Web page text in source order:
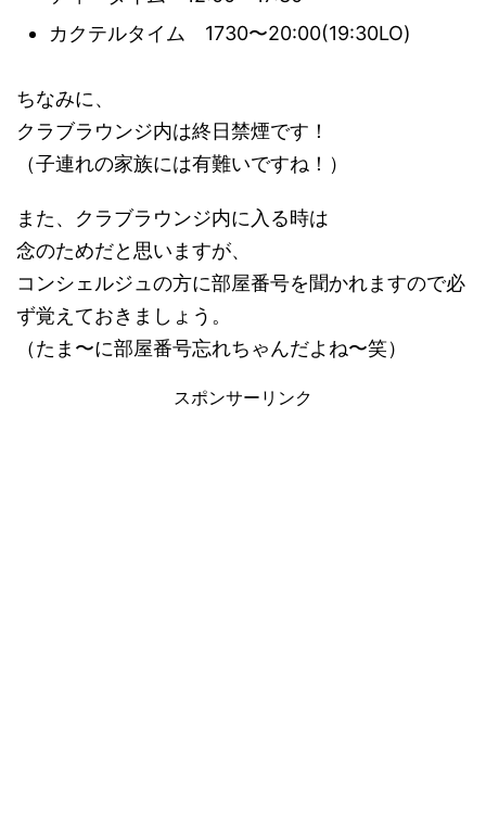
カクテルタイム 1730〜20:00(19:30LO)
ちなみに、
クラブラウンジ内は終日禁煙です！
（子連れの家族には有難いですね！）
また、クラブラウンジ内に入る時は
念のためだと思いますが、
コンシェルジュの方に部屋番号を聞かれますので必
ず覚えておきましょう。
（たま〜に部屋番号忘れちゃんだよね〜笑）
スポンサーリンク